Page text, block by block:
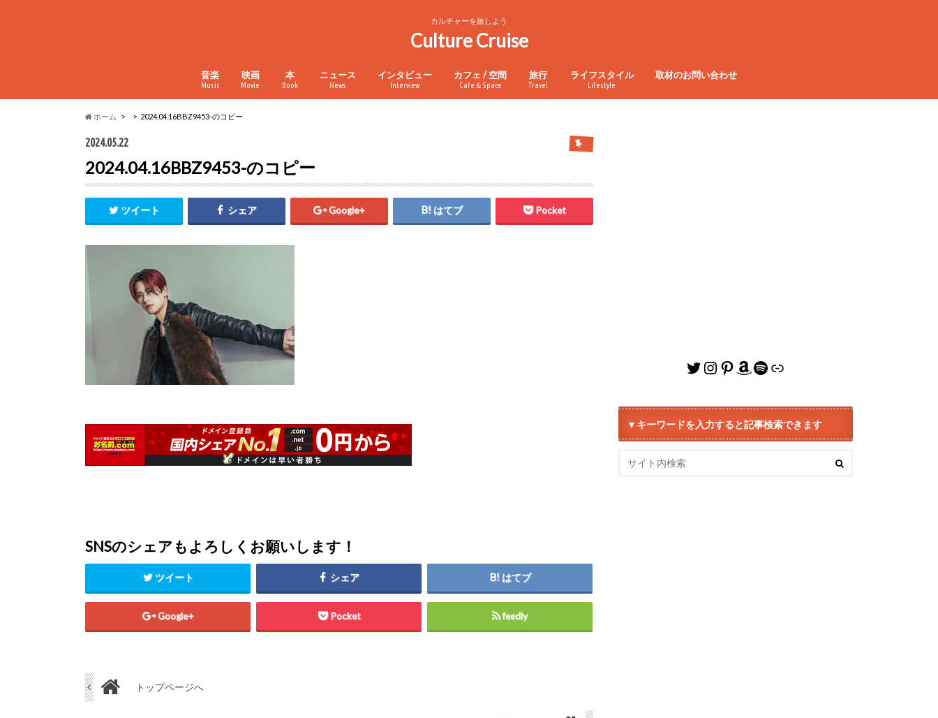
カルチャーを旅しよう
Culture Cruise
音楽
Music
映画
Movie
本
Book
ニュース
News
インタビュー
Interview
カフェ / 空間
Cafe＆Space
旅行
Travel
ライフスタイル
Lifestyle
取材のお問い合わせ
ホーム 2024.04.16BBZ9453-のコピー
2024.05.22
2024.04.16BBZ9453-のコピー
ツイート シェア Google+ はてブ Pocket
SNSのシェアもよろしくお願いします！
ツイート シェア はてブ
Google+ Pocket feedly
トップページへ
Twitter
Instagram
Pinterest
Amazon
Spotify
リンク
▼キーワードを入力すると記事検索できます